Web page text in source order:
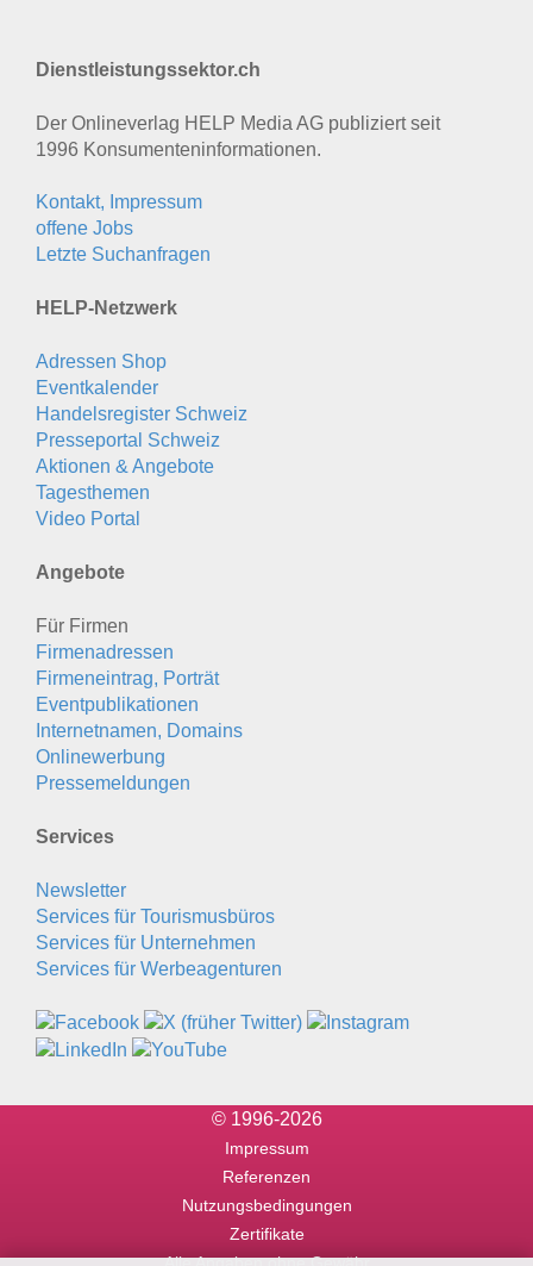
Dienstleistungssektor.ch
Der Onlineverlag HELP Media AG publiziert seit
1996 Konsumenten­informationen.
Kontakt, Impressum
offene Jobs
Letzte Suchanfragen
HELP-Netzwerk
Adressen Shop
Eventkalender
Handelsregister Schweiz
Presseportal Schweiz
Aktionen & Angebote
Tagesthemen
Video Portal
Angebote
Für Firmen
Firmenadressen
Firmeneintrag, Porträt
Eventpublikationen
Internetnamen, Domains
Onlinewerbung
Pressemeldungen
Services
Newsletter
Services für Tourismusbüros
Services für Unternehmen
Services für Werbeagenturen
© 1996-2026
Impressum
Referenzen
Nutzungsbedingungen
Zertifikate
Alle Angaben ohne Gewähr